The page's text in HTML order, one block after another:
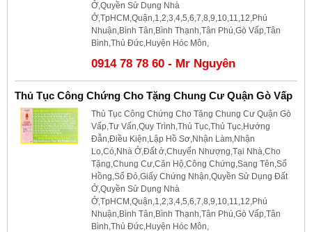
Ở,Quyền Sử Dụng Nhà
Ở,TpHCM,Quận,1,2,3,4,5,6,7,8,9,10,11,12,Phú
Nhuận,Bình Tân,Bình Thạnh,Tân Phú,Gò Vấp,Tân
Bình,Thủ Đức,Huyện Hóc Môn,
0914 78 78 60 - Mr Nguyên
Thủ Tục Công Chứng Cho Tặng Chung Cư Quận Gò Vấp
Thủ Tục Công Chứng Cho Tặng Chung Cư Quận Gò
Vấp,Tư Vấn,Quy Trình,Thủ Tục,Thủ Tục,Hướng
Đẫn,Điều Kiện,Lập Hồ Sơ,Nhận Làm,Nhận
Lo,Có,Nhà Ở,Đất ở,Chuyển Nhượng,Tại Nhà,Cho
Tặng,Chung Cư,Căn Hộ,Công Chứng,Sang Tên,Sổ
Hồng,Sổ Đỏ,Giấy Chứng Nhận,Quyền Sử Dụng Đất
Ở,Quyền Sử Dụng Nhà
Ở,TpHCM,Quận,1,2,3,4,5,6,7,8,9,10,11,12,Phú
Nhuận,Bình Tân,Bình Thạnh,Tân Phú,Gò Vấp,Tân
Bình,Thủ Đức,Huyện Hóc Môn,